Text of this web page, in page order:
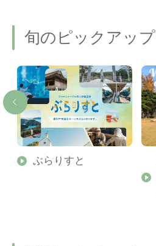
旬のピックアップ
ぶらりすと